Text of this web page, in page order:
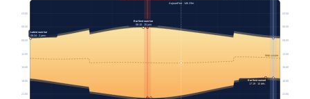
Midi solaire
03:00 03:00
06:00 06:00
09:00 09:00
12:00 12:00
15:00 15:00
18:00 18:00
21:00 21:00
Aujourd’hui · 14h 23m
Earliest sunrise
06:10 · 15 juin
Latest sunrise
08:34 · 2 janv.
Earliest sunset
17:19 · 10 déc.